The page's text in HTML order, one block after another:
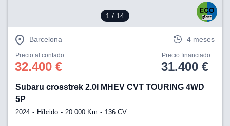
1 / 14
Barcelona 4 meses
Precio al contado
32.400 €
Precio financiado
31.400 €
Subaru crosstrek 2.0I MHEV CVT TOURING 4WD
5P
2024 Híbrido 20.000 Km 136 CV